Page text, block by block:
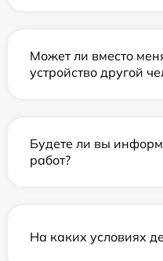
Может ли вместо
устройство другой
Будете ли вы
работ?
На каких условиях